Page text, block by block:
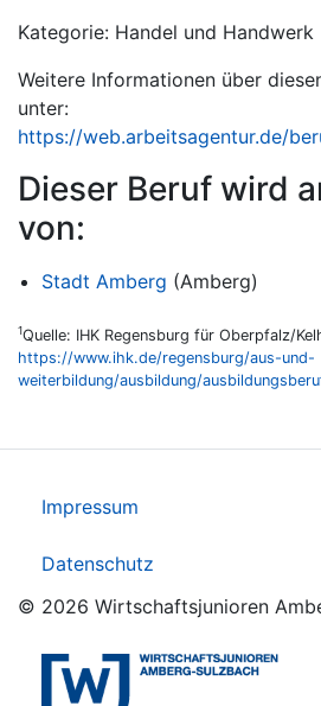
Kategorie: Handel und Handwerk
Weitere Informationen über
unter:
https://web.arbeitsagentur.de/
Dieser Beruf wird
von:
Stadt Amberg (Amberg)
1Quelle: IHK Regensburg für Oberpfalz/
https://www.ihk.de/regensburg/aus-und-
weiterbildung/ausbildung/
Impressum
Datenschutz
© 2026 Wirtschaftsjunioren